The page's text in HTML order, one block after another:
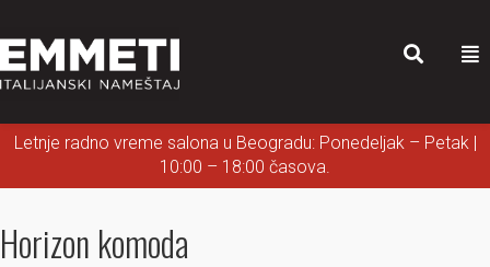
Letnje radno vreme salona u Beogradu: Ponedeljak – Petak |
10:00 – 18:00 časova.
Horizon komoda